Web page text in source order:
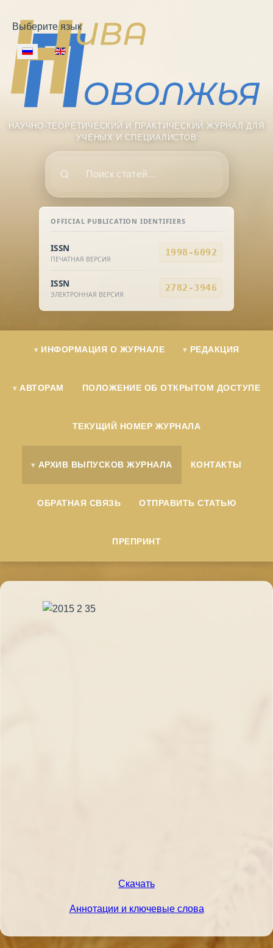
Выберите язык
OFFICIAL PUBLICATION IDENTIFIERS
ISSN
ПЕЧАТНАЯ ВЕРСИЯ
1998-6092
ISSN
ЭЛЕКТРОННАЯ ВЕРСИЯ
2782-3946
НАУЧНО-ТЕОРЕТИЧЕСКИЙ И ПРАКТИЧЕСКИЙ ЖУРНАЛ ДЛЯ
УЧЕНЫХ И СПЕЦИАЛИСТОВ
ИНФОРМАЦИЯ О ЖУРНАЛЕ РЕДАКЦИЯ
АВТОРАМ ПОЛОЖЕНИЕ ОБ ОТКРЫТОМ ДОСТУПЕ
ТЕКУЩИЙ НОМЕР ЖУРНАЛА
АРХИВ ВЫПУСКОВ ЖУРНАЛА КОНТАКТЫ
ОБРАТНАЯ СВЯЗЬ ОТПРАВИТЬ СТАТЬЮ
ПРЕПРИНТ
Скачать
Аннотации и ключевые слова